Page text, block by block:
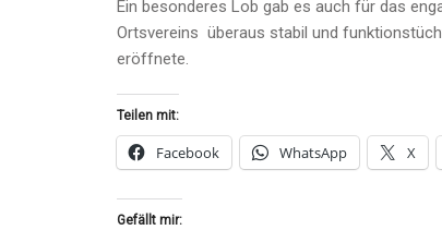
Ein besonderes Lob gab es auch für das
Ortsvereins überaus stabil und
eröffnete.
Teilen mit:
Facebook WhatsApp X
Gefällt mir: